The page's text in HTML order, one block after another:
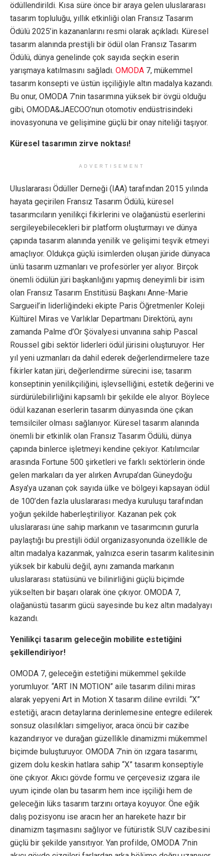
ödüllendirildi. Kısa süre önce bir araya gelen uluslararası
tasarım topluluğu, yıllık etkinliği olan Fransız Tasarım
Ödülü 2025’in kazananlarını resmi olarak açıkladı. Küresel
tasarım alanında prestijli bir ödül olan Fransız Tasarım
Ödülü, dünya genelinde çok sayıda seçkin eserin
yarışmaya katılmasını sağladı. OMODA 7, mükemmel
tasarım konsepti ve üstün işçiliğiyle altın madalya kazandı.
Bu onur, OMODA 7’nin tasarımına yüksek bir övgü olduğu
gibi, OMODA&JAECOO’nun otomotiv endüstrisindeki
inovasyonuna ve gelişimine güçlü bir onay niteliği taşıyor.
Küresel tasarımın zirve noktası!
ADVERTISEMENT
Uluslararası Ödüller Derneği (IAA) tarafından 2015 yılında
hayata geçirilen Fransız Tasarım Ödülü, küresel
tasarımcıların yenilikçi fikirlerini ve olağanüstü eserlerini
sergileyebilecekleri bir platform oluşturmayı ve dünya
çapında tasarım alanında yenilik ve gelişimi teşvik etmeyi
amaçlıyor. Oldukça güçlü isimlerden oluşan jüride dünyaca
ünlü tasarım uzmanları ve profesörler yer alıyor. Birçok
önemli ödülün jüri başkanlığını yapmış deneyimli bir isim
olan Fransız Tasarım Enstitüsü Başkanı Anne-Marie
Sargueil’in liderliğindeki ekipte Paris Öğretmenler Koleji
Kültürel Miras ve Varlıklar Departmanı Direktörü, aynı
zamanda Palme d’Or Şövalyesi unvanına sahip Pascal
Roussel gibi sektör liderleri ödül jürisini oluşturuyor. Her
yıl yeni uzmanları da dahil ederek değerlendirmelere taze
fikirler katan jüri, değerlendirme sürecini ise; tasarım
konseptinin yenilikçiliğini, işlevselliğini, estetik değerini ve
sürdürülebilirliğini kapsamlı bir şekilde ele alıyor. Böylece
ödül kazanan eserlerin tasarım dünyasında öne çıkan
temsilciler olması sağlanıyor. Küresel tasarım alanında
önemli bir etkinlik olan Fransız Tasarım Ödülü, dünya
çapında binlerce işletmeyi kendine çekiyor. Katılımcılar
arasında Fortune 500 şirketleri ve farklı sektörlerin önde
gelen markaları da yer alırken Avrupa’dan Güneydoğu
Asya’ya uzanan çok sayıda ülke ve bölgeyi kapsayan ödül
de 100’den fazla uluslararası medya kuruluşu tarafından
yoğun şekilde haberleştiriliyor. Kazanan pek çok
uluslararası üne sahip markanın ve tasarımcının gururla
paylaştığı bu prestijli ödül organizasyonunda özellikle de
altın madalya kazanmak, yalnızca eserin tasarım kalitesinin
yüksek bir kabulü değil, aynı zamanda markanın
uluslararası statüsünü ve bilinirliğini güçlü biçimde
yükselten bir başarı olarak öne çıkıyor. OMODA 7,
olağanüstü tasarım gücü sayesinde bu kez altın madalyayı
kazandı.
Yenilikçi tasarım geleceğin mobilite estetiğini
şekillendiriyor!
OMODA 7, geleceğin estetiğini mükemmel şekilde
yorumluyor. “ART IN MOTION” aile tasarım dilini miras
alarak yepyeni Art in Motion X tasarım diline evrildi. “X”
estetiği, aracın detaylarına derinlemesine entegre edilerek
sonsuz olasılıkları simgeliyor, araca öncü bir cazibe
kazandırıyor ve durağan güzellikle dinamizmi mükemmel
biçimde buluşturuyor. OMODA 7’nin ön ızgara tasarımı,
gizem dolu keskin hatlara sahip “X” tasarım konseptiyle
öne çıkıyor. Akıcı gövde formu ve çerçevesiz ızgara ile
uyum içinde olan bu tasarım hem ince işçiliği hem de
geleceğin lüks tasarım tarzını ortaya koyuyor. Öne eğik
dalış pozisyonu ise aracın her an harekete hazır bir
dinamizm taşımasını sağlıyor ve fütüristik SUV cazibesini
güçlü bir şekilde yansıtıyor. Yan profilde, OMODA 7’nin